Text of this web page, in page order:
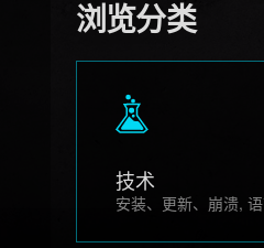
浏览分类
技术
安装、更新、崩溃,